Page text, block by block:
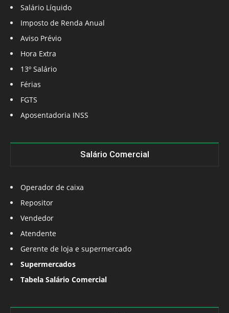
Salário Líquido
Imposto de Renda Anual
Aviso Prévio
Hora Extra
13º Salário
Férias
FGTS
Aposentadoria INSS
Salário Comercial
Operador de caixa
Repositor
Vendedor
Atendente
Gerente de loja e supermercado
Supermercados
Tabela Salário Comercial